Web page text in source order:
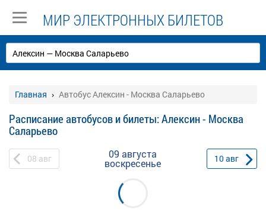
МИР ЭЛЕКТРОННЫХ БИЛЕТОВ
Главная Автобус Алексин - Москва Саларьево
Расписание автобусов и билеты: Алексин - Москва
Саларьево
08 авг 09 августа
воскресенье 10авг